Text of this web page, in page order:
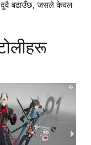
दुवै बढाउँछ, जसले केवल